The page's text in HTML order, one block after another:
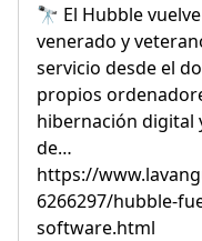
🔭 El Hubble
venerado y
servicio desde el
propios
hibernación digital
de…
https://
6266297/hubble-
software.html